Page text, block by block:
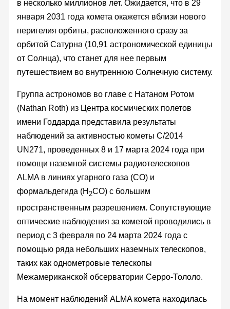
в несколько миллионов лет. Ожидается, что в 29
января 2031 года комета окажется вблизи нового
перигелия орбиты, расположенного сразу за
орбитой Сатурна (10,91 астрономической единицы
от Солнца), что станет для нее первым
путешествием во внутреннюю Солнечную систему.
Группа астрономов во главе с Натаном Ротом
(Nathan Roth) из Центра космических полетов
имени Годдарда представила результаты
наблюдений за активностью кометы C/2014
UN271, проведенных 8 и 17 марта 2024 года при
помощи наземной системы радиотелескопов
ALMA в линиях угарного газа (СО) и
формальдегида (H 2CO) с большим
пространственным разрешением. Сопутствующие
оптические наблюдения за кометой проводились в
период с 3 февраля по 24 марта 2024 года с
помощью ряда небольших наземных телескопов,
таких как однометровые телескопы
Межамериканской обсерватории Серро-Тололо.
На момент наблюдений ALMA комета находилась